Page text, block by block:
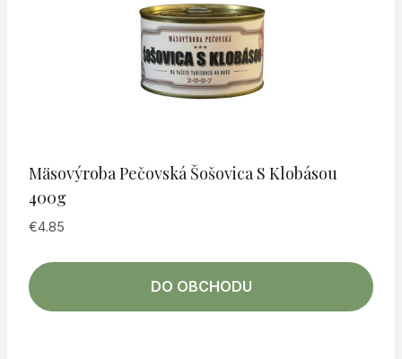
Mäsovýroba Pečovská Šošovica S Klobásou
400g
€4.85
DO OBCHODU